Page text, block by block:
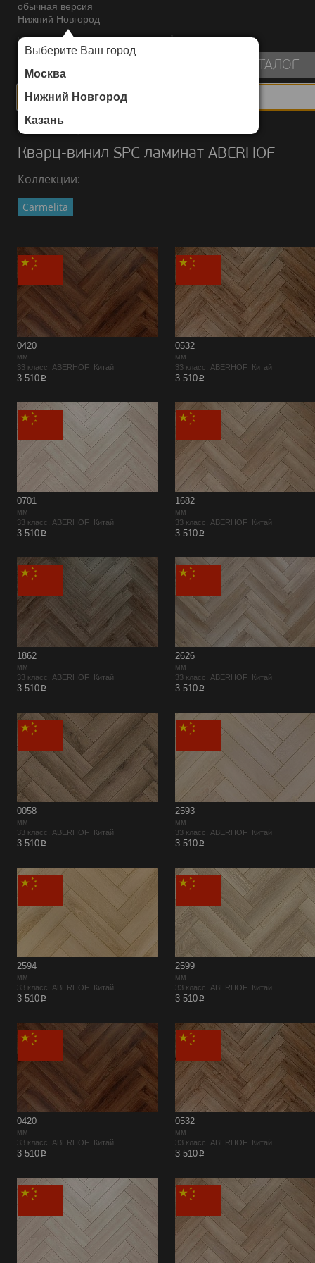
обычная версия
Нижний Новгород
Выберите Ваш город
Москва
Нижний Новгород
Казань
ИНТЕРНЕТ-МАГАЗИН НАПОЛЬНЫХ ПОКРЫТИЙ
КАТАЛОГ
Каталог
Кварц-винил SPC ламинат ABERHOF
Коллекции:
Carmelita
0420
мм
33 класс, ABERHOF Китай
3 510p
0532
мм
33 класс, ABERHOF Китай
3 510p
0701
мм
33 класс, ABERHOF Китай
3 510p
1682
мм
33 класс, ABERHOF Китай
3 510p
1862
мм
33 класс, ABERHOF Китай
3 510p
2626
мм
33 класс, ABERHOF Китай
3 510p
0058
мм
33 класс, ABERHOF Китай
3 510p
2593
мм
33 класс, ABERHOF Китай
3 510p
2594
мм
33 класс, ABERHOF Китай
3 510p
2599
мм
33 класс, ABERHOF Китай
3 510p
0420
мм
33 класс, ABERHOF Китай
3 510p
0532
мм
33 класс, ABERHOF Китай
3 510p